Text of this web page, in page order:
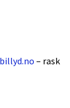
– rask